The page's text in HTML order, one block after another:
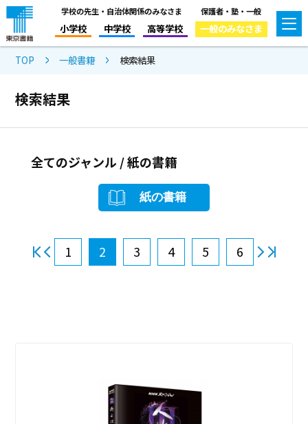
学校の先生・自治体関係のみなさま
小学校 中学校 高等学校
保護者・塾・一般
一般のみなさま
TOP 一般書籍 検索結果
検索結果
全てのジャンル / 紙の書籍
紙の書籍
1 2 3 4 5 6